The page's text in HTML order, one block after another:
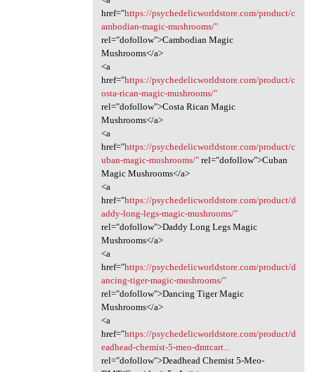
href="https://psychedelicworldstore.com/product/c
ambodian-magic-mushrooms/"
rel="dofollow">Cambodian Magic
Mushrooms</a>
<a
href="https://psychedelicworldstore.com/product/c
osta-rican-magic-mushrooms/"
rel="dofollow">Costa Rican Magic
Mushrooms</a>
<a
href="https://psychedelicworldstore.com/product/c
uban-magic-mushrooms/"rel="dofollow">Cuban
Magic Mushrooms</a>
<a
href="https://psychedelicworldstore.com/product/d
addy-long-legs-magic-mushrooms/"
rel="dofollow">Daddy Long Legs Magic
Mushrooms</a>
<a
href="https://psychedelicworldstore.com/product/d
ancing-tiger-magic-mushrooms/"
rel="dofollow">Dancing Tiger Magic
Mushrooms</a>
<a
href="https://psychedelicworldstore.com/product/d
eadhead-chemist-5-meo-dmtcart...
rel="dofollow">Deadhead Chemist 5-Meo-